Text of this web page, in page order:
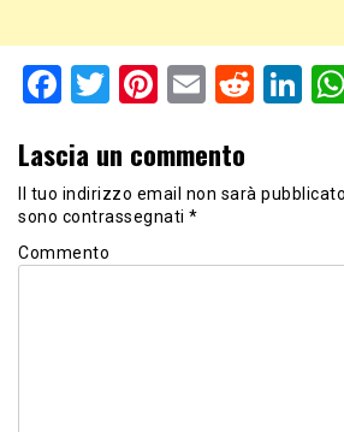
Facebook
Twitter
Pinterest
Email
Lascia un commento
Il tuo indirizzo email non sarà pubblicato.
sono contrassegnati *
Commento